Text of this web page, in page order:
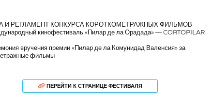
И РЕГЛАМЕНТ КОНКУРСА КОРОТКОМЕТРАЖНЫХ ФИЛЬМОВ
кинофестиваль «Пилар де ла Орадада» — CORTOPILAR
вручения премии «Пилар де ла Комунидад Валенсия» за
фильмы
ПЕРЕЙТИ К СТРАНИЦЕ ФЕСТИВАЛЯ